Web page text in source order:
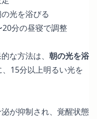
光を浴びる
分の昼寝で調整
な方法は、 朝の光を浴
15分以上明るい光を
が抑制され、覚醒状態